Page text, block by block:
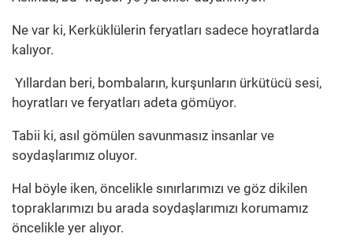
Ne var ki, Kerküklülerin feryatları sadece hoyratlarda
kalıyor.
Yıllardan beri, bombaların, kurşunların ürkütücü sesi,
hoyratları ve feryatları adeta gömüyor.
Tabii ki, asıl gömülen savunmasız insanlar ve
soydaşlarımız oluyor.
Hal böyle iken, öncelikle sınırlarımızı ve göz dikilen
topraklarımızı bu arada soydaşlarımızı korumamız
öncelikle yer alıyor.